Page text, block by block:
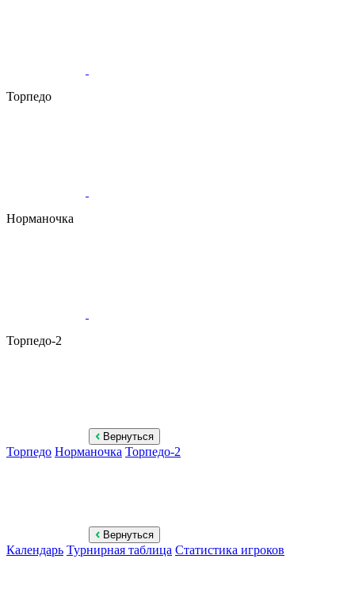
Торпедо
Норманочка
Торпедо-2
Вернуться
Торпедо Норманочка Торпедо-2
Вернуться
Календарь Турнирная таблица Статистика игроков